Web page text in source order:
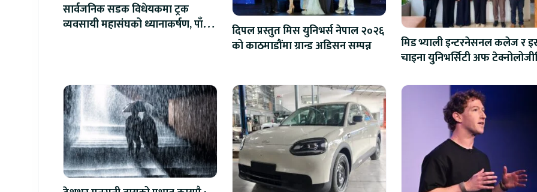
सार्वजनिक सडक विधेयकमा ट्रक
व्यवसायी महासंघको ध्यानाकर्षण, पाँच
दिपल प्रस्तुत मिस युनिभर्स नेपाल २०२६
को काठमाडौंमा ग्रान्ड अडिसन सम्पन्न
मिड भ्याली इन्टरनेसनल कलेज र
चाइना युनिभर्सिटी अफ